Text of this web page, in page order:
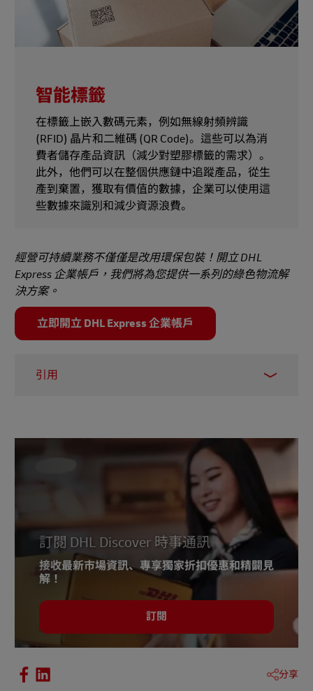
智能標籤
在標籤上嵌入數碼元素，例如無線射頻辨識
(RFID) 晶片和二維碼 (QR Code)。這些可以為消
費者儲存產品資訊（減少對塑膠標籤的需求）。
此外，他們可以在整個供應鏈中追蹤產品，從生
產到棄置，獲取有價值的數據，企業可以使用這
些數據來識別和減少資源浪費。
經營可持續業務不僅僅是改用環保包裝！開立 DHL
Express 企業帳戶，我們將為您提供一系列的綠色物流解
決方案。
立即開立 DHL Express 企業帳戶
引用
Industrial Polythene, 2024
6 –Saltwater Brewery
7 – Notpla
8 –Green Match, 2024
9 – AlphaCommerce, 2023
Packaging Europe, 2024
訂閱 DHL Discover 時事通訊
接收最新市場資訊、專享獨家折扣優惠和精闢見
解！
訂閱
分享